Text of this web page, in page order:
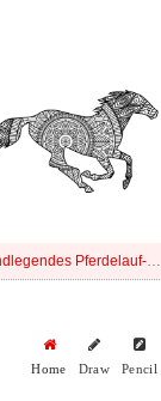
Grundlegendes Pferdelauf-Mandala
Home Draw Pencil